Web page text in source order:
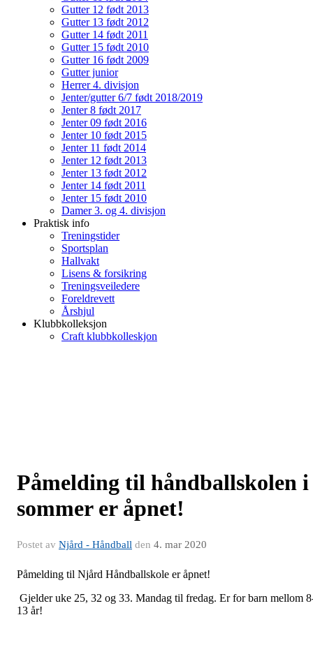
Gutter 12 født 2013
Gutter 13 født 2012
Gutter 14 født 2011
Gutter 15 født 2010
Gutter 16 født 2009
Gutter junior
Herrer 4. divisjon
Jenter/gutter 6/7 født 2018/2019
Jenter 8 født 2017
Jenter 09 født 2016
Jenter 10 født 2015
Jenter 11 født 2014
Jenter 12 født 2013
Jenter 13 født 2012
Jenter 14 født 2011
Jenter 15 født 2010
Damer 3. og 4. divisjon
Praktisk info
Treningstider
Sportsplan
Hallvakt
Lisens & forsikring
Treningsveiledere
Foreldrevett
Årshjul
Klubbkolleksjon
Craft klubbkolleskjon
Påmelding til håndballskolen i
sommer er åpnet!
Postet av Njård - Håndball den 4. mar 2020
Påmelding til Njård Håndballskole er åpnet!
Gjelder uke 25, 32 og 33. Mandag til fredag. Er for barn mellom
13 år!